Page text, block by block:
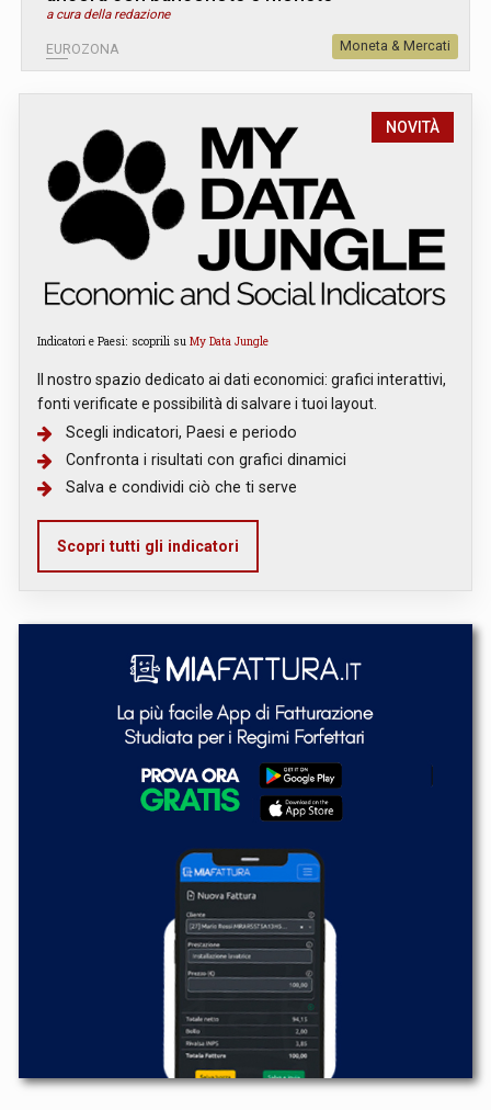
a cura della redazione
EUROZONA Moneta & Mercati
NOVITÀ
Indicatori e Paesi: scoprili su My Data Jungle
Il nostro spazio dedicato ai dati economici: grafici interattivi,
fonti verificate e possibilità di salvare i tuoi layout.
Scegli indicatori, Paesi e periodo
Confronta i risultati con grafici dinamici
Salva e condividi ciò che ti serve
Scopri tutti gli indicatori